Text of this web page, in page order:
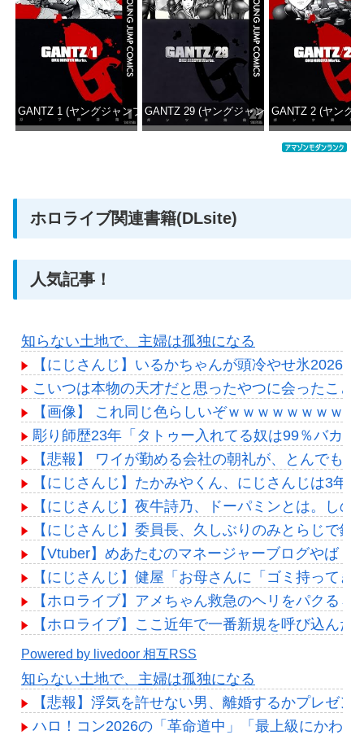
GANTZ 1 (ヤングジャンプコミックスDIGITAL)
GANTZ 29 (ヤングジャンプコミックス
GANTZ 2 (ヤング
ホロライブ関連書籍(DLsite)
人気記事！
知らない土地で、主婦は孤独になる
【にじさんじ】いるかちゃんが頭冷やせ氷2026
こいつは本物の天才だと思ったやつに会ったこと
【画像】 これ同じ色らしいぞｗｗｗｗｗｗｗｗｗ
彫り師歴23年「タトゥー入れてる奴は99％バカ
【悲報】 ワイが勤める会社の朝礼が、とんでも
【にじさんじ】たかみやくん、にじさんじは3年
【にじさんじ】夜牛詩乃、ドーパミンとは。しの
【にじさんじ】委員長、久しぶりのみとらじで
【Vtuber】めあたむのマネージャーブログやば
【にじさんじ】健屋「お母さんに「ゴミ持って
【ホロライブ】アメちゃん救急のヘリをパクる→
【ホロライブ】ここ近年で一番新規を呼び込んだ
Powered by livedoor 相互RSS
知らない土地で、主婦は孤独になる
【悲報】浮気を許せない男、離婚するかプレゼ
ハロ！コン2026の「革命道中」「最上級にかわ